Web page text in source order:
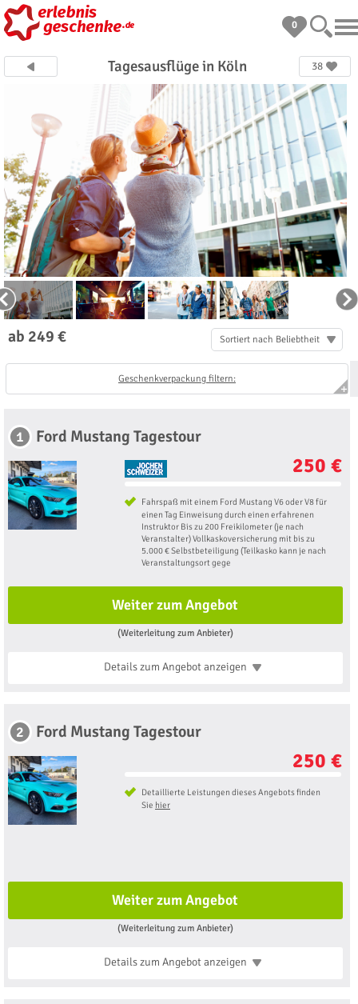
0
Tagesausflüge in Köln 38
ab 249 € Sortiert nach Beliebtheit
Geschenkverpackung filtern:
1 Ford Mustang Tagestour
250 €
Fahrspaß mit einem Ford Mustang V6 oder V8 für
einen Tag Einweisung durch einen erfahrenen
Instruktor Bis zu 200 Freikilometer (je nach
Veranstalter) Vollkaskoversicherung mit bis zu
5.000 € Selbstbeteiligung (Teilkasko kann je nach
Veranstaltungsort gege
Weiter zum Angebot
(Weiterleitung zum Anbieter)
Details zum Angebotanzeigen
2 Ford Mustang Tagestour
250 €
Detaillierte Leistungen dieses Angebots finden
Sie hier
Weiter zum Angebot
(Weiterleitung zum Anbieter)
Details zum Angebotanzeigen